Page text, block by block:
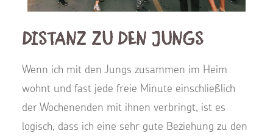
Distanz zu den Jungs
Wenn ich mit den Jungs zusammen im Heim
wohnt und fast jede freie Minute einschließlich
der Wochenenden mit ihnen verbringt, ist es
logisch, dass ich eine sehr gute Beziehung zu den